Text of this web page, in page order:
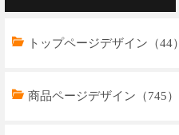
トップページデザイン（44）
商品ページデザイン（745）